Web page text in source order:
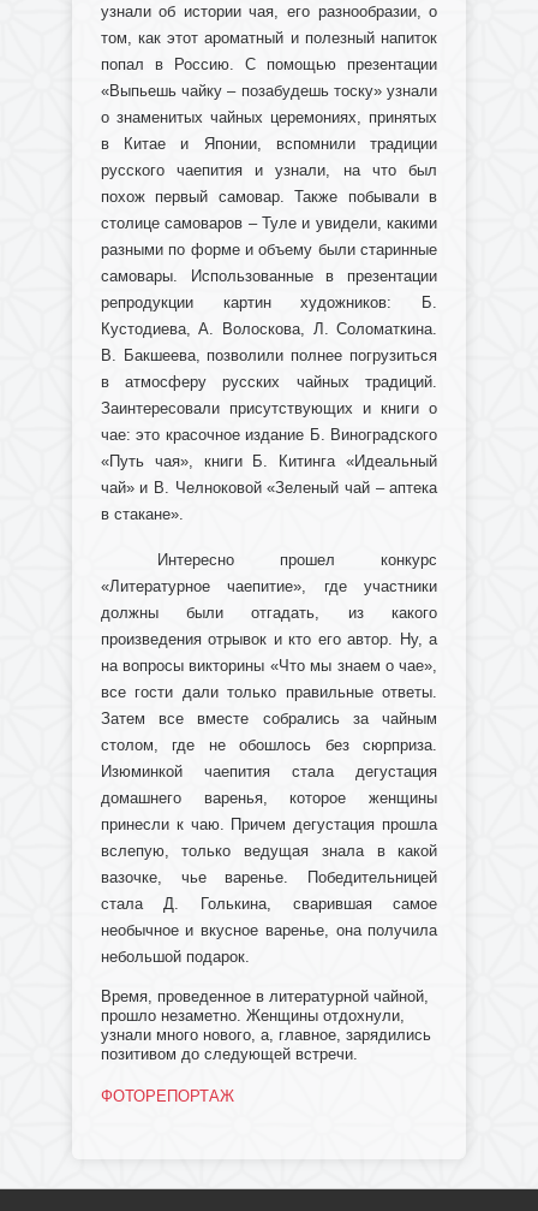
узнали об истории чая, его разнообразии, о
том, как этот ароматный и полезный напиток
попал в Россию. С помощью презентации
«Выпьешь чайку – позабудешь тоску» узнали
о знаменитых чайных церемониях, принятых
в Китае и Японии, вспомнили традиции
русского чаепития и узнали, на что был
похож первый самовар. Также побывали в
столице самоваров – Туле и увидели, какими
разными по форме и объему были старинные
самовары. Использованные в презентации
репродукции картин художников: Б.
Кустодиева, А. Волоскова, Л. Соломаткина.
В. Бакшеева, позволили полнее погрузиться
в атмосферу русских чайных традиций.
Заинтересовали присутствующих и книги о
чае: это красочное издание Б. Виноградского
«Путь чая», книги Б. Китинга «Идеальный
чай» и В. Челноковой «Зеленый чай – аптека
в стакане».
Интересно прошел конкурс
«Литературное чаепитие», где участники
должны были отгадать, из какого
произведения отрывок и кто его автор. Ну, а
на вопросы викторины «Что мы знаем о чае»,
все гости дали только правильные ответы.
Затем все вместе собрались за чайным
столом, где не обошлось без сюрприза.
Изюминкой чаепития стала дегустация
домашнего варенья, которое женщины
принесли к чаю. Причем дегустация прошла
вслепую, только ведущая знала в какой
вазочке, чье варенье. Победительницей
стала Д. Голькина, сварившая самое
необычное и вкусное варенье, она получила
небольшой подарок.
Время, проведенное в литературной чайной,
прошло незаметно. Женщины отдохнули,
узнали много нового, а, главное, зарядились
позитивом до следующей встречи.
ФОТОРЕПОРТАЖ